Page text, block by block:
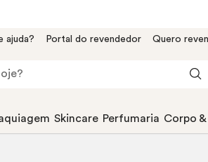
ajuda? Portal do revendedor Quero
Skincare Perfumaria Corpo &